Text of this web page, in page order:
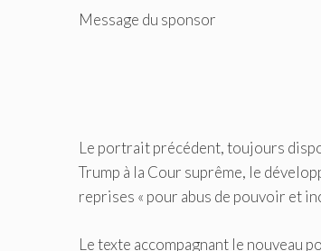
Message du sponsor
Le portrait précédent, toujours
Trump à la Cour suprême, le
reprises « pour abus de pouvoir et
Le texte accompagnant le nouveau